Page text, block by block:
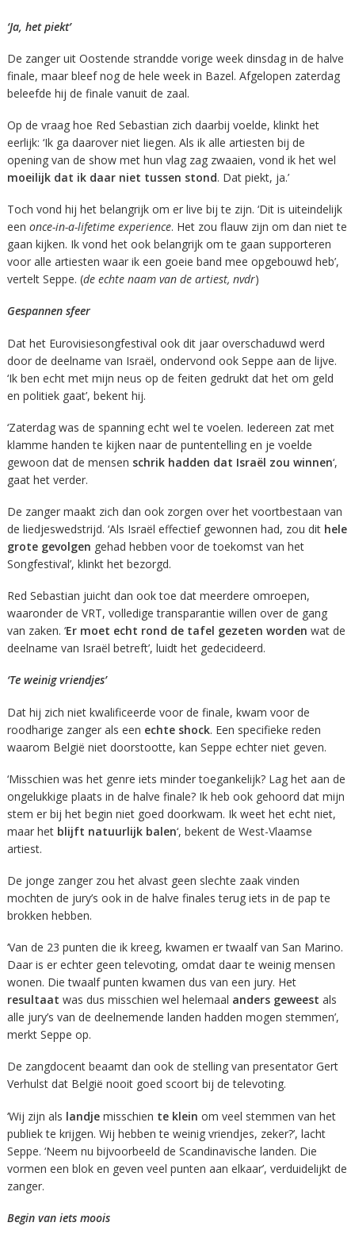
‘Ja, hetpiekt’
De zanger uit Oostende strandde vorige week dinsdag in de halve
finale, maar bleef nog de hele week in Bazel. Afgelopen zaterdag
beleefde hij de finale vanuit de zaal.
Op de vraag hoe Red Sebastian zich daarbij voelde, klinkt het
eerlijk: ‘Ik ga daarover niet liegen. Als ik alle artiesten bij de
opening van de show met hun vlag zag zwaaien, vond ik het wel
moeilijk dat ik daar niet tussen stond. Dat piekt, ja.’
Toch vond hij het belangrijk om er live bij te zijn. ‘Dit is uiteindelijk
een once-in-a-lifetime experience. Het zou flauw zijn om dan niet te
gaan kijken. Ik vond het ook belangrijk om te gaan supporteren
voor alle artiesten waar ik een goeie band mee opgebouwd heb’,
vertelt Seppe. (de echte naam van de artiest, nvdr)
Gespannen sfeer
Dat het Eurovisiesongfestival ook dit jaar overschaduwd werd
door de deelname van Israël, ondervond ook Seppe aan de lijve.
‘Ik ben echt met mijn neus op de feiten gedrukt dat het om geld
en politiek gaat’, bekent hij.
‘Zaterdag was de spanning echt wel te voelen. Iedereen zat met
klamme handen te kijken naar de puntentelling en je voelde
gewoon dat de mensen schrik hadden dat Israël zou winnen‘,
gaat het verder.
De zanger maakt zich dan ook zorgen over het voortbestaan van
de liedjeswedstrijd. ‘Als Israël effectief gewonnen had, zou dit hele
grote gevolgen gehad hebben voor de toekomst van het
Songfestival’, klinkt het bezorgd.
Red Sebastian juicht dan ook toe dat meerdere omroepen,
waaronder de VRT, volledige transparantie willen over de gang
van zaken. ‘Er moet echt rond de tafel gezeten worden wat de
deelname van Israël betreft’, luidt het gedecideerd.
‘Te weinig vriendjes’
Dat hij zich niet kwalificeerde voor de finale, kwam voor de
roodharige zanger als een echte shock. Een specifieke reden
waarom België niet doorstootte, kan Seppe echter niet geven.
‘Misschien was het genre iets minder toegankelijk? Lag het aan de
ongelukkige plaats in de halve finale? Ik heb ook gehoord dat mijn
stem er bij het begin niet goed doorkwam. Ik weet het echt niet,
maar het blijft natuurlijk balen‘, bekent de West-Vlaamse
artiest.
De jonge zanger zou het alvast geen slechte zaak vinden
mochten de jury’s ook in de halve finales terug iets in de pap te
brokken hebben.
‘Van de 23 punten die ik kreeg, kwamen er twaalf van San Marino.
Daar is er echter geen televoting, omdat daar te weinig mensen
wonen. Die twaalf punten kwamen dus van een jury. Het
resultaat was dus misschien wel helemaal anders geweest als
alle jury’s van de deelnemende landen hadden mogen stemmen’,
merkt Seppe op.
De zangdocent beaamt dan ook de stelling van presentator Gert
Verhulst dat België nooit goed scoort bij de televoting.
‘Wij zijn als landjemisschien te klein om veel stemmen van het
publiek te krijgen. Wij hebben te weinig vriendjes, zeker?’, lacht
Seppe. ‘Neem nu bijvoorbeeld de Scandinavische landen. Die
vormen een blok en geven veel punten aan elkaar’, verduidelijkt de
zanger.
Begin van iets moois